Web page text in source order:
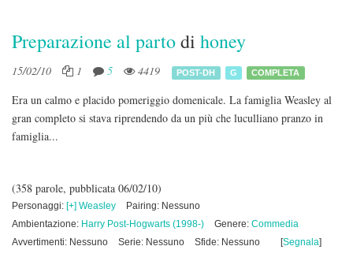
Preparazione al partodi honey
15/02/10 1 5 4419 POST-DH G COMPLETA
Era un calmo e placido pomeriggio domenicale. La famiglia Weasley al
gran completo si stava riprendendo da un più che luculliano pranzo in
famiglia...
(358 parole, pubblicata 06/02/10)
Personaggi: [+] Weasley
Pairing: Nessuno
Ambientazione: Harry Post-Hogwarts (1998-) Genere: Commedia
Avvertimenti: Nessuno
Serie: Nessuno Sfide: Nessuno [Segnala]